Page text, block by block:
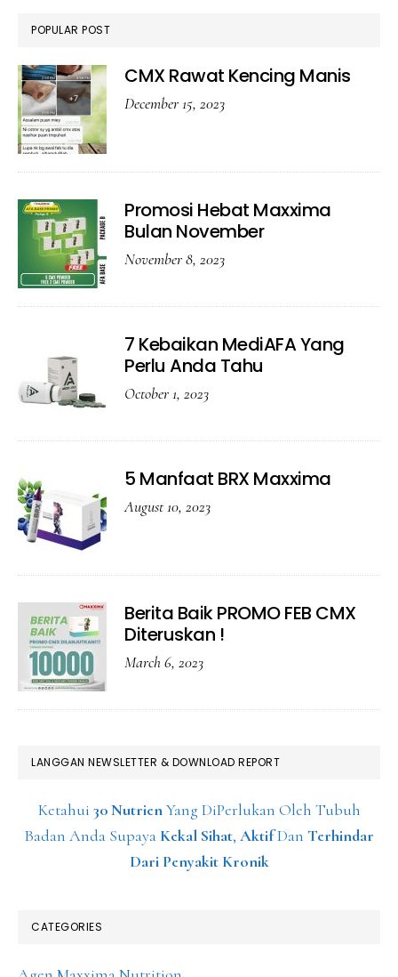
POPULAR POST
CMX Rawat Kencing Manis
December 15, 2023
Promosi Hebat Maxxima
Bulan November
November 8, 2023
7 Kebaikan MediAFA Yang
Perlu Anda Tahu
October 1, 2023
5 Manfaat BRX Maxxima
August 10, 2023
Berita Baik PROMO FEB CMX
Diteruskan !
March 6, 2023
LANGGAN NEWSLETTER & DOWNLOAD REPORT
Ketahui 30 NutrienYang DiPerlukan Oleh Tubuh
Badan Anda Supaya Kekal Sihat, AktifDan Terhindar
Dari Penyakit Kronik
CATEGORIES